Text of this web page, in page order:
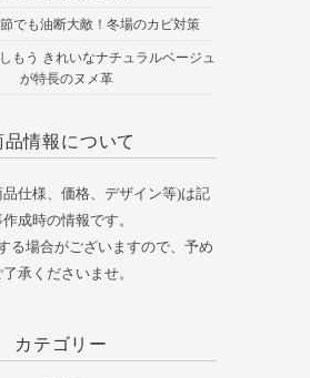
でも油断大敵！冬場のカビ対策
もう きれいなナチュラルベージュ
が特長のヌメ革
品情報について
仕様、価格、デザイン等)は記
成時の情報です。
る場合がございますので、予め
了承くださいませ。
カテゴリー